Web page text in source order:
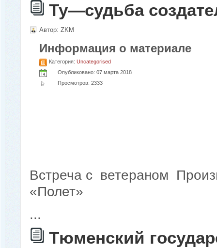
Ту—судьба
Автор: ZKM
Информация о материале
Категория: Uncategorised
Опубликовано: 07 марта 2018
Просмотров: 2333
Встреча с ветераном
«Полет»
...
Тюменский